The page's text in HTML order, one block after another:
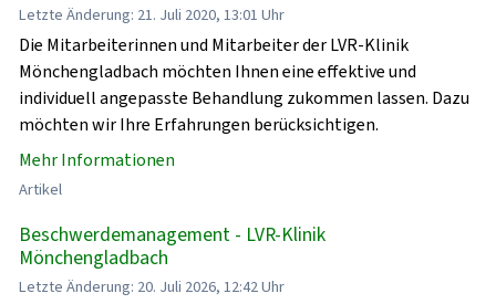
Letzte Änderung: 21. Juli 2020, 13:01 Uhr
Die Mitarbeiterinnen und Mitarbeiter der LVR-Klinik
Mönchengladbach möchten Ihnen eine effektive und
individuell angepasste Behandlung zukommen lassen. Dazu
möchten wir Ihre Erfahrungen berücksichtigen.
Mehr Informationen
Artikel
Beschwerdemanagement - LVR-Klinik
Mönchengladbach
Letzte Änderung: 20. Juli 2026, 12:42 Uhr